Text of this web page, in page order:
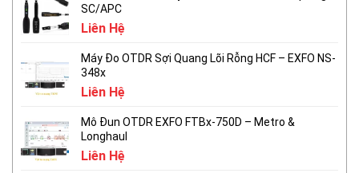
SC/APC
Liên Hệ
Máy Đo OTDR Sợi Quang Lõi Rỗng HCF – EXFO NS-
348x
Liên Hệ
Mô Đun OTDR EXFO FTBx-750D – Metro &
Longhaul
Liên Hệ